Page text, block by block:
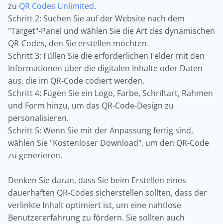
zu QR Codes Unlimited.
Schritt 2: Suchen Sie auf der Website nach dem
"Target"-Panel und wählen Sie die Art des dynamischen
QR-Codes, den Sie erstellen möchten.
Schritt 3: Füllen Sie die erforderlichen Felder mit den
Informationen über die digitalen Inhalte oder Daten
aus, die im QR-Code codiert werden.
Schritt 4: Fügen Sie ein Logo, Farbe, Schriftart, Rahmen
und Form hinzu, um das QR-Code-Design zu
personalisieren.
Schritt 5: Wenn Sie mit der Anpassung fertig sind,
wählen Sie "Kostenloser Download", um den QR-Code
zu generieren.
Denken Sie daran, dass Sie beim Erstellen eines
dauerhaften QR-Codes sicherstellen sollten, dass der
verlinkte Inhalt optimiert ist, um eine nahtlose
Benutzererfahrung zu fördern. Sie sollten auch